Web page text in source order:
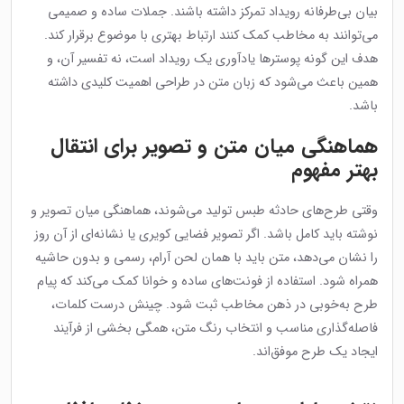
بیان بی‌طرفانه رویداد تمرکز داشته باشند. جملات ساده و صمیمی
می‌توانند به مخاطب کمک کنند ارتباط بهتری با موضوع برقرار کند.
هدف این گونه پوسترها یادآوری یک رویداد است، نه تفسیر آن، و
همین باعث می‌شود که زبان متن در طراحی اهمیت کلیدی داشته
باشد.
هماهنگی میان متن و تصویر برای انتقال
بهتر مفهوم
وقتی طرح‌های حادثه طبس تولید می‌شوند، هماهنگی میان تصویر و
نوشته باید کامل باشد. اگر تصویر فضایی کویری یا نشانه‌ای از آن روز
را نشان می‌دهد، متن باید با همان لحن آرام، رسمی و بدون حاشیه
همراه شود. استفاده از فونت‌های ساده و خوانا کمک می‌کند که پیام
طرح به‌خوبی در ذهن مخاطب ثبت شود. چینش درست کلمات،
فاصله‌گذاری مناسب و انتخاب رنگ متن، همگی بخشی از فرآیند
ایجاد یک طرح موفق‌اند.